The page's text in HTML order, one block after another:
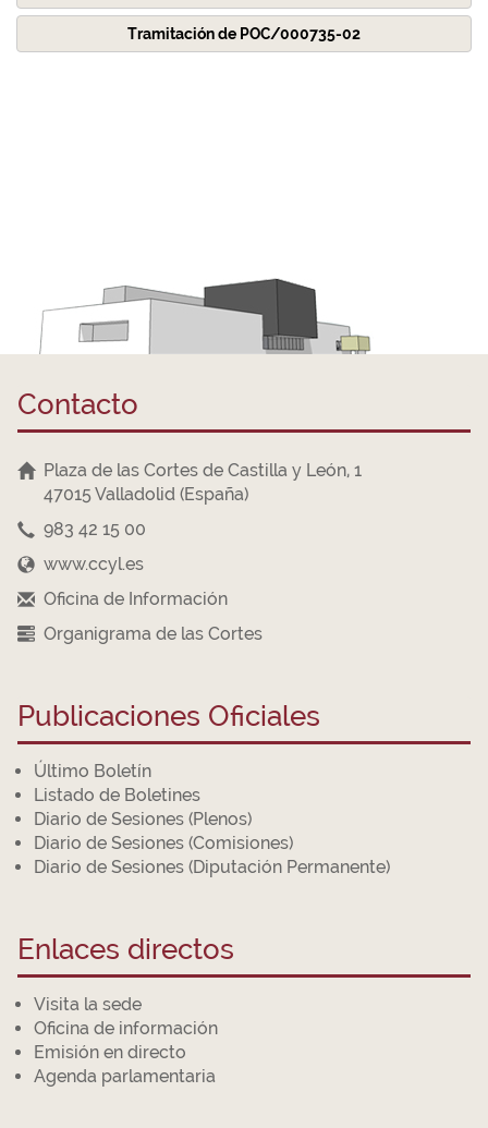
Tramitación de POC/000735-02
Contacto
Plaza de las Cortes de Castilla y León, 1
47015 Valladolid (España)
983 42 15 00
www.ccyl.es
Oficina de Información
Organigrama de las Cortes
Publicaciones Oficiales
Último Boletín
Listado de Boletines
Diario de Sesiones (Plenos)
Diario de Sesiones (Comisiones)
Diario de Sesiones (Diputación Permanente)
Enlaces directos
Visita la sede
Oficina de información
Emisión en directo
Agenda parlamentaria